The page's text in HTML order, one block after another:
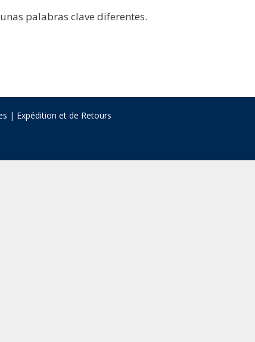
palabras clave diferentes.
| Expédition et de Retours